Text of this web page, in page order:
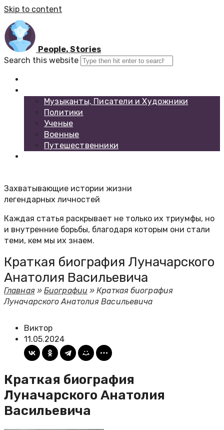
Skip to content
People. Stories
Search this website
Музыканты, Писатели и Художники
Политики
Ученые
Военные
Путешественники
Захватывающие истории жизни
легендарных личностей
Каждая статья раскрывает не только их триумфы, но
и внутренние борьбы, благодаря которым они стали
теми, кем мы их знаем.
Краткая биография Луначарского
Анатолия Васильевича
Главная»Биографии »Краткая биография
Луначарского Анатолия Васильевича
Виктор
11.05.2024
Краткая биография
Луначарского Анатолия
Васильевича